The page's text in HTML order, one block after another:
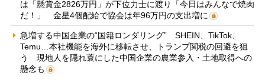
は「懸賞金2826万円」が下位力士に渡り「今日はみんなで焼肉
だ！」 金星4個配給で協会は年96万円の支出増に
急増する中国企業の“国籍ロンダリング” SHEIN、TikTok、
Temu…本社機能を海外に移転させ、トランプ関税の回避を狙
う 現地人を隠れ蓑にした中国企業の農業参入・土地取得への
懸念も